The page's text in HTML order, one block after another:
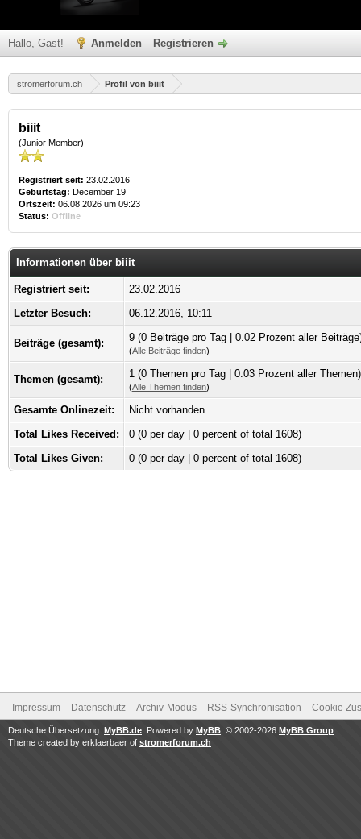
Hallo, Gast! Anmelden Registrieren
stromerforum.ch Profil von biiit
biiit
(Junior Member)
Registriert seit: 23.02.2016
Geburtstag: December 19
Ortszeit: 06.08.2026 um 09:23
Status: Offline
Informationen über biiit
Registriert seit:
23.02.2016
Letzter Besuch:
06.12.2016, 10:11
Beiträge (gesamt): 9 (0 Beiträge pro Tag | 0.02 Prozent aller
(Alle Beiträge finden)
Themen (gesamt): 1 (0 Themen pro Tag | 0.03 Prozent aller Themen)
(Alle Themen finden)
Gesamte Onlinezeit:
Nicht vorhanden
Total Likes Received:
0 (0 per day | 0 percent of total 1608)
Total Likes Given:
0 (0 per day | 0 percent of total 1608)
Impressum Datenschutz Archiv-Modus RSS-Synchronisation Cookie
Deutsche Übersetzung: MyBB.de , Powered by MyBB , © 2002-2026 MyBB Group
Theme created by erklaerbaer of stromerforum.ch